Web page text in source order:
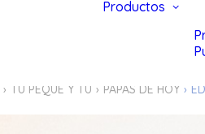
Productos
TU PEQUE Y TÚ PAPAS DE HOY